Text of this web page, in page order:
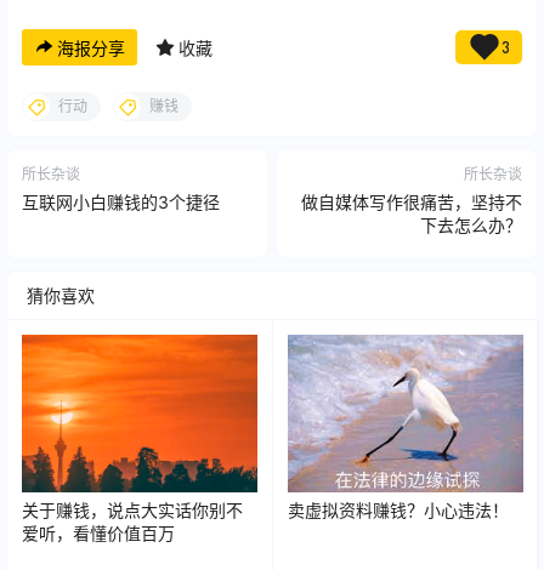
海报分享 收藏 3
行动 赚钱
所长杂谈
互联网小白赚钱的3个捷径
所长杂谈
做自媒体写作很痛苦，坚持不
下去怎么办？
猜你喜欢
关于赚钱，说点大实话你别不
爱听，看懂价值百万
卖虚拟资料赚钱？小心违法！